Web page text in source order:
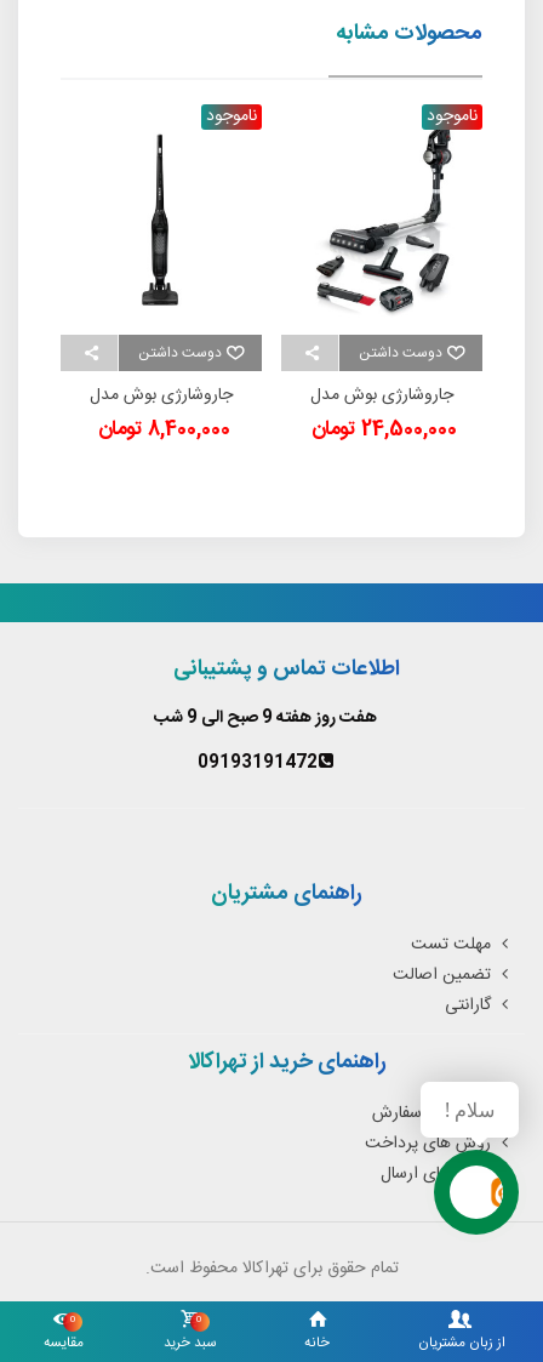
محصولات مشابه
ناموجود
دوست داشتن
جاروشارژی بوش مدل
BCS712XXL
24,500,000 تومان
ناموجود
دوست داشتن
جاروشارژی بوش مدل
BOSCH BBH32101
8,400,000 تومان
اطلاعات تماس و پشتیبانی
هفت روز هفته 9 صبح الی 9 شب
09193191472
راهنمای مشتریان
مهلت تست
تضمین اصالت
گارانتی
راهنمای خرید از تهراکالا
نحوه ثبت سفارش
روش های پرداخت
روش های ارسال
تمام حقوق برای تهراکالا محفوظ است.
از زبان مشتریان خانه سبد خرید
0
مقایسه
0
سلام !